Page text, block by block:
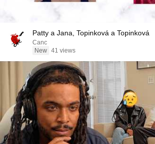
Patty a Jana, Topinková a Topinková
Canc
New 41 views